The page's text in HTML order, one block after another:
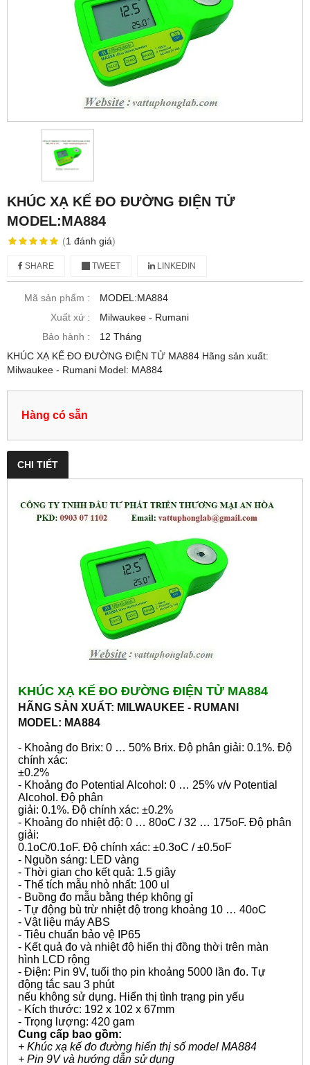
KHÚC XẠ KẾ ĐO ĐƯỜNG ĐIỆN TỬ
MODEL:MA884
(1 đánh giá)
SHARE TWEET LINKEDIN
Mã sản phẩm :
MODEL:MA884
Xuất xứ :
Milwaukee - Rumani
Bảo hành :
12 Tháng
KHÚC XẠ KẾ ĐO ĐƯỜNG ĐIỆN TỬ MA884 Hãng sản xuất:
Milwaukee - Rumani Model: MA884
Hàng có sẵn
CHI TIẾT
KHÚC XẠ KẾ ĐO ĐƯỜNG ĐIỆN TỬ MA884
HÃNG SẢN XUẤT: MILWAUKEE - RUMANI
MODEL: MA884
- Khoảng đo Brix: 0 … 50% Brix. Độ phân giải: 0.1%. Độ
chính xác:
±0.2%
- Khoảng đo Potential Alcohol: 0 … 25% v/v Potential
Alcohol. Độ phân
giải: 0.1%. Độ chính xác: ±0.2%
- Khoảng đo nhiệt độ: 0 … 80oC / 32 … 175oF. Độ phân
giải:
0.1oC/0.1oF. Độ chính xác: ±0.3oC / ±0.5oF
- Nguồn sáng: LED vàng
- Thời gian cho kết quả: 1.5 giây
- Thể tích mẫu nhỏ nhất: 100 ul
- Buồng đo mẫu bằng thép không gỉ
- Tự động bù trừ nhiệt độ trong khoảng 10 … 40oC
- Vật liệu máy ABS
- Tiêu chuẩn bảo vệ IP65
- Kết quả đo và nhiệt độ hiển thị đồng thời trên màn
hình LCD rộng
- Điện: Pin 9V, tuổi thọ pin khoảng 5000 lần đo. Tự
động tắc sau 3 phút
nếu không sử dụng. Hiển thị tình trạng pin yếu
- Kích thước: 192 x 102 x 67mm
- Trọng lượng: 420 gam
Cung cấp bao gồm:
+ Khúc xạ kế đo đường hiển thị số model MA884
+ Pin 9V và hướng dẫn sử dụng